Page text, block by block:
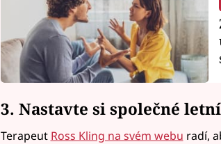
3. Nastavte si společné
Terapeut Ross Kling na svém webu radí,